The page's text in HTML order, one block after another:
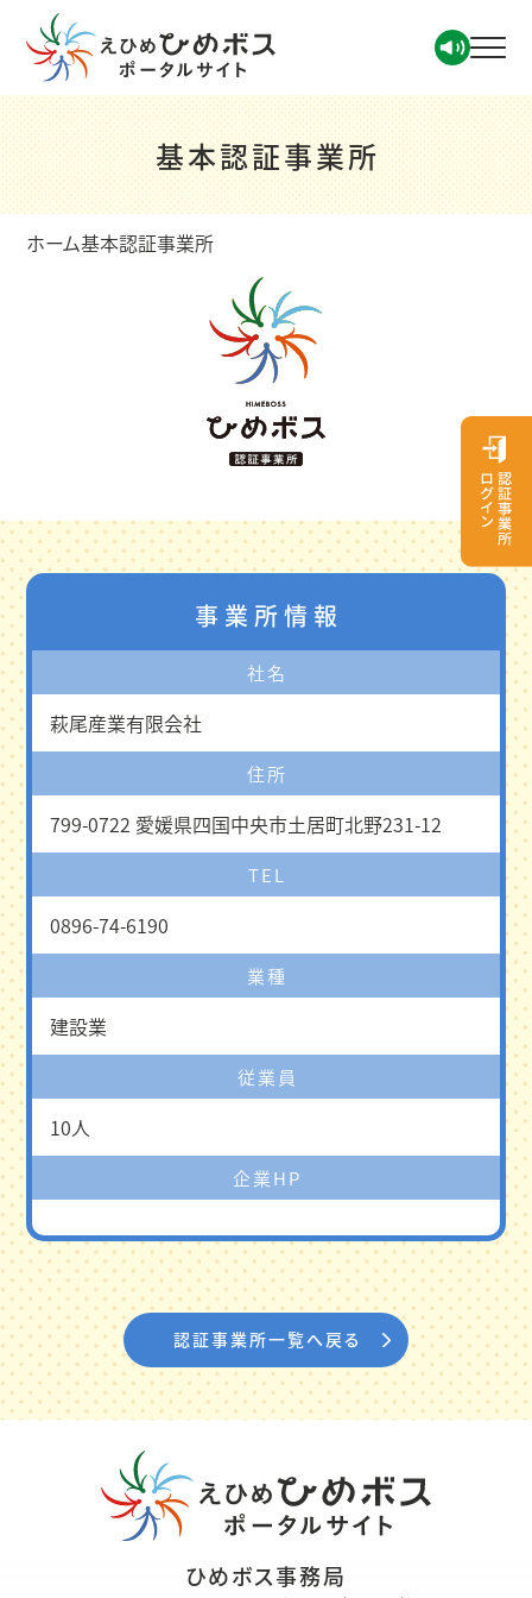
基本認証事業所
ホーム基本認証事業所
事業所情報
社名
萩尾産業有限会社
住所
799-0722 愛媛県四国中央市土居町北野231-12
TEL
0896-74-6190
業種
建設業
従業員
10人
企業HP
認証事業所一覧へ戻る
ひめボス事務局